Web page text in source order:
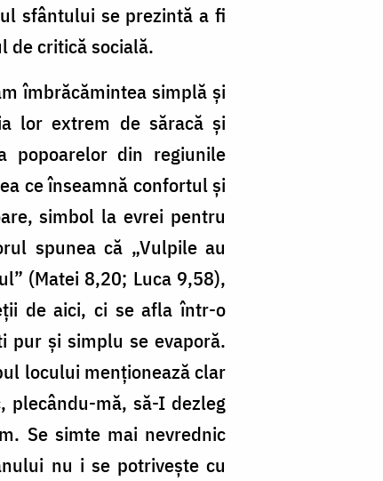
sfântului se prezintă a fi
de critică socială.
îmbrăcămintea simplă și
lor extrem de săracă și
popoarelor din regiunile
ce înseamnă confortul și
simbol la evrei pentru
spunea că „Vulpile au
(Matei 8,20; Luca 9,58),
de aici, ci se afla într-o
pur și simplu se evaporă.
locului menționează clar
plecându-mă, să-I dezleg
Se simte mai nevrednic
nu i se potrivește cu